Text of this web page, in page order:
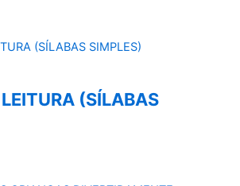
(SÍLABAS